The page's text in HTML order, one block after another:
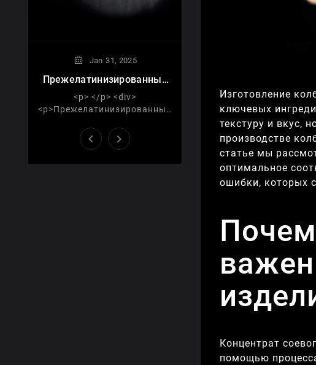
Jan 31, 2025
Прежелатинизированный
<p> </p> <div>
<p>Прежелатинизированный
модифицированная форма
тапиокового крахмала,
 
Изготовление
ключевых
текстуру и вкус,
производстве
статье мы
оптимальное
ошибки, которых
Концентрат
помощью